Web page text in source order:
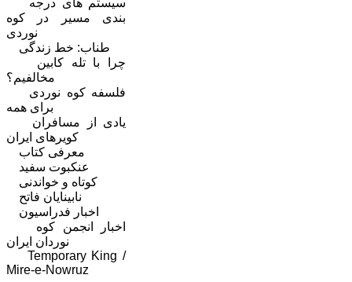
بندی مسیر در کوه
نوردی
طناب: خط زندگی
مخالفیم؟
برای همه
کویرهای ایران
معرفی کتاب
عنکبوت سفید
کوتاه و خواندنی
نابینایان فاتح
اخبار فدراسیون
نوردان ایران
Temporary King /
Mire-e-Nowruz